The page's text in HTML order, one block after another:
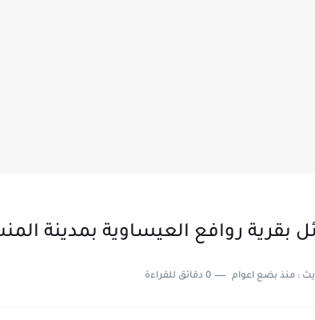
بقرية روافع العيساوية بمدينة
: منذ بضع اعوام 0 دقائق للقراءة